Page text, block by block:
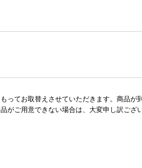
ってお取替えさせていただきます。商品が
がご用意できない場合は、大変申し訳ござ